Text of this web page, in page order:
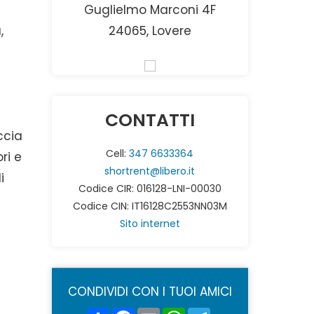
e
Guglielmo Marconi 4F
24065, Lovere
CONTATTI
Cell:347 6633364
shortrent@libero.it
Codice CIR: 016128-LNI-00030
Codice CIN: IT16128C2553NN03M
Sito internet
CONDIVIDI CON I TUOI AMICI